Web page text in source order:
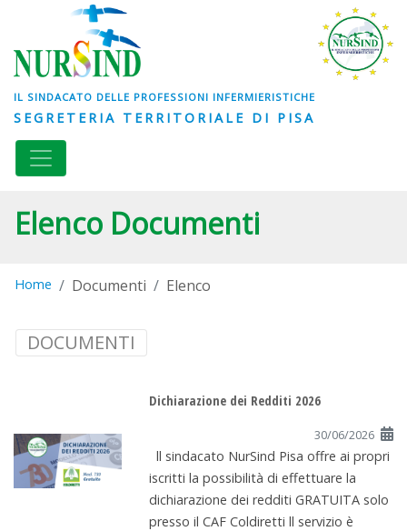
IL SINDACATO DELLE PROFESSIONI INFERMIERISTICHE
SEGRETERIA TERRITORIALE DI PISA
Elenco Documenti
Home Documenti Elenco
DOCUMENTI
Dichiarazione dei Redditi 2026
30/06/2026
ll sindacato NurSind Pisa offre ai propri
iscritti la possibilità di effettuare la
dichiarazione dei redditi GRATUITA solo
presso il CAF Coldiretti ll servizio è